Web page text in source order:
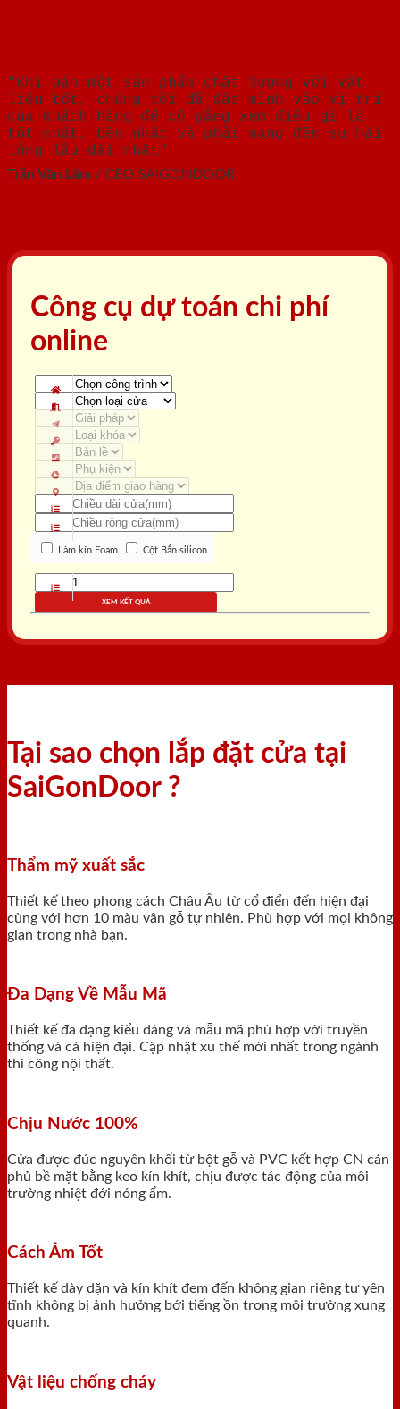
"Khi bán một sản phẩm chất lượng với vật
liệu tốt, chúng tôi đã đặt mình vào vị trí
của Khách hàng để cố gắng xem điều gì là
tốt nhất, bền nhất và phải mang đến sự hài
lòng lâu dài nhất"
Trần Văn Lãm / CEO SAIGONDOOR
Công cụ dự toán chi phí
online
Làm kín Foam Cột Bắn silicon
XEM KẾT QUẢ
Tại sao chọn lắp đặt cửa tại
SaiGonDoor ?
Thẩm mỹ xuất sắc
Thiết kế theo phong cách Châu Âu từ cổ điển đến hiện đại
cùng với hơn 10 màu vân gỗ tự nhiên. Phù hợp với mọi không
gian trong nhà bạn.
Đa Dạng Về Mẫu Mã
Thiết kế đa dạng kiểu dáng và mẫu mã phù hợp với truyền
thống và cả hiện đại. Cập nhật xu thế mới nhất trong ngành
thi công nội thất.
Chịu Nước 100%
Cửa được đúc nguyên khối từ bột gỗ và PVC kết hợp CN cán
phủ bề mặt bằng keo kín khít, chịu được tác động của môi
trường nhiệt đới nóng ẩm.
Cách Âm Tốt
Thiết kế dày dặn và kín khít đem đến không gian riêng tư yên
tĩnh không bị ảnh hưởng bới tiếng ồn trong môi trường xung
quanh.
Vật liệu chống cháy